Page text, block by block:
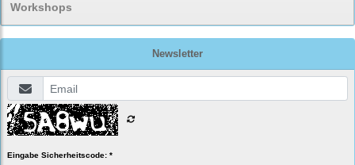
Workshops
Newsletter
Eingabe Sicherheitscode: *